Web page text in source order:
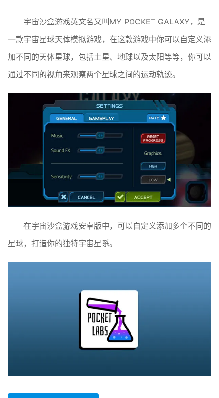
宇宙沙盒游戏英文名又叫MY POCKET GALAXY，是
一款宇宙星球天体模拟游戏，在这款游戏中你可以自定义添
加不同的天体星球，包括土星、地球以及太阳等等，你可以
通过不同的视角来观察两个星球之间的运动轨迹。
在宇宙沙盒游戏安卓版中，可以自定义添加多个不同的
星球，打造你的独特宇宙星系。